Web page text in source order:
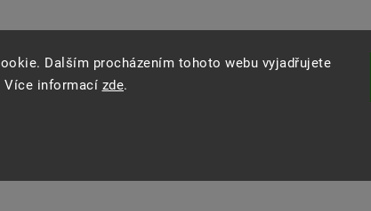
Dalším procházením tohoto webu vyjadřujete
Více informací zde.